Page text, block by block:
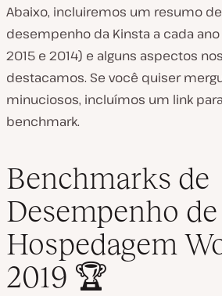
Abaixo, incluiremos um resumo
desempenho da Kinsta a cada ano
2015 e 2014) e alguns aspectos
destacamos. Se você quiser
minuciosos, incluímos um link
benchmark.
Benchmarks de
Desempenho de
Hospedagem
2019 🏆